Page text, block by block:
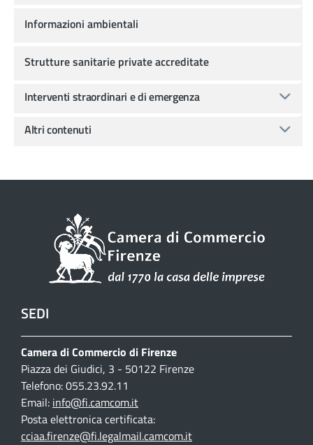
Informazioni ambientali
Strutture sanitarie private accreditate
Interventi straordinari e di emergenza
Altri contenuti
SEDI
Camera di Commercio di Firenze
Piazza dei Giudici, 3 - 50122 Firenze
Telefono: 055.23.92.11
Email: info@fi.camcom.it
Posta elettronica certificata:
cciaa.firenze@fi.legalmail.camcom.it